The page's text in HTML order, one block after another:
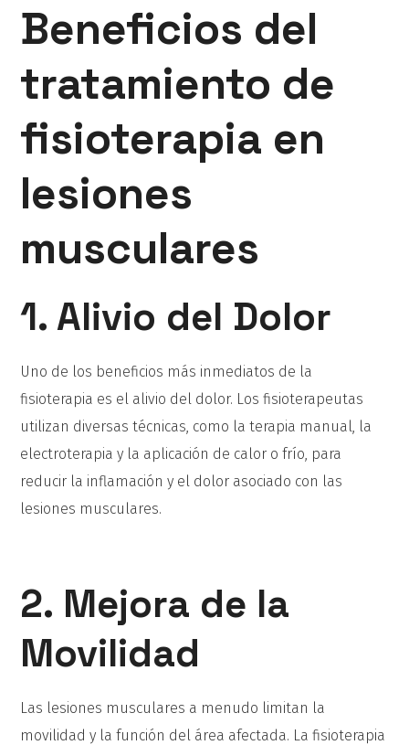
Beneficios del
tratamiento de
fisioterapia en
lesiones
musculares
1. Alivio del Dolor
Uno de los beneficios más inmediatos de la
fisioterapia es el alivio del dolor. Los fisioterapeutas
utilizan diversas técnicas, como la terapia manual, la
electroterapia y la aplicación de calor o frío, para
reducir la inflamación y el dolor asociado con las
lesiones musculares.
2. Mejora de la
Movilidad
Las lesiones musculares a menudo limitan la
movilidad y la función del área afectada. La fisioterapia